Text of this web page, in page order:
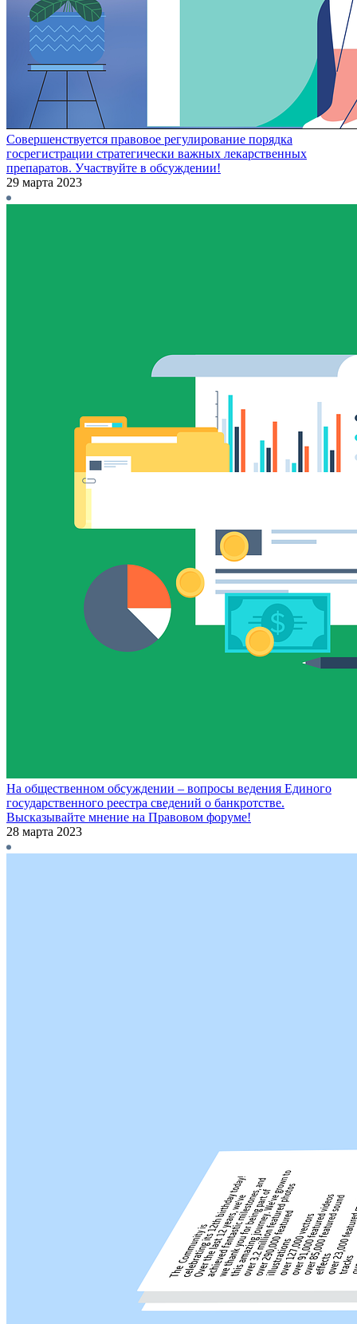
Совершенствуется правовое регулирование порядка
госрегистрации стратегически важных лекарственных
препаратов. Участвуйте в обсуждении!
29 марта 2023
На общественном обсуждении – вопросы ведения Единого
государственного реестра сведений о банкротстве.
Высказывайте мнение на Правовом форуме!
28 марта 2023